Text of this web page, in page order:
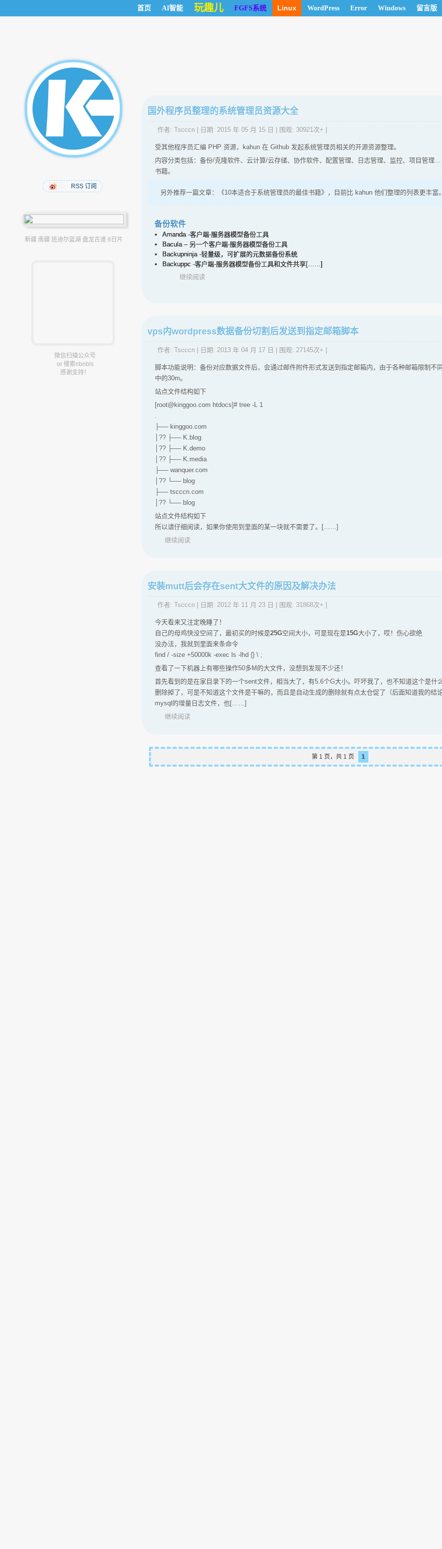
首页 AI智能 玩趣儿 FGFS系统 Linux WordPress Error Windows 留言版
RSS 订阅
新疆 南疆 班迪尔蓝湖 盘龙古道 6日片
微信扫描公众号
or 搜索nbnbls
感谢支持！
国外程序员整理的系统管理员资源大全
作者: Tscccn| 日期: 2015 年 05 月 15 日 | 围观: 30921次+ |
受其他程序员汇编 PHP 资源，kahun 在 Github 发起系统管理员相关的开源资源整理。
内容分类包括：备份/克隆软件、云计算/云存储、协作软件、配置管理、日志管理、监控、项目管
书籍。
另外推荐一篇文章：《10本适合于系统管理员的最佳书籍》，目前比 kahun 他们整理的列表更丰富
备份软件
Amanda -客户端-服务器模型备份工具
Bacula – 另一个客户端-服务器模型备份工具
Backupninja -轻量级，可扩展的元数据备份系统
Backuppc -客户端-服务器模型备份工具和文件共享[……]
继续阅读
vps内wordpress数据备份切割后发送到指定邮箱脚本
作者: Tscccn| 日期: 2013 年 04 月 17 日 | 围观: 27145次+ |
脚本功能说明：备份对应数据文件后，会通过邮件附件形式发送到指定邮箱内，由于各种邮箱限制不
中的30m。
站点文件结构如下
[root@kinggoo.com htdocs]# tree -L 1
.
├── kinggoo.com
│?? ├── K.blog
│?? ├── K.demo
│?? ├── K.media
├── wanquer.com
│?? └── blog
├── tscccn.com
│?? └── blog
站点文件结构如下
所以请仔细阅读，如果你使用到里面的某一块就不需要了。[……]
继续阅读
安装mutt后会存在sent大文件的原因及解决办法
作者: Tscccn| 日期: 2012 年 11 月 23 日 | 围观: 31868次+ |
今天看来又注定晚睡了！
自己的母鸡快没空间了，最初买的时候是25G空间大小，可是现在是15G大小了，哎！伤心欲绝
没办法，我就到里面来条命令
find / -size +50000k -exec ls -lhd {} \ ;
查看了一下机器上有哪些操作50多M的大文件，没想到发现不少还！
首先看到的是在家目录下的一个sent文件，相当大了，有5.6个G大小。吓坏我了，也不知道这个是什
删除掉了，可是不知道这个文件是干嘛的，而且是自动生成的删除就有点太仓促了（后面知道我的结
mysql的增量日志文件，也[……]
继续阅读
第 1 页，共 1 页 1